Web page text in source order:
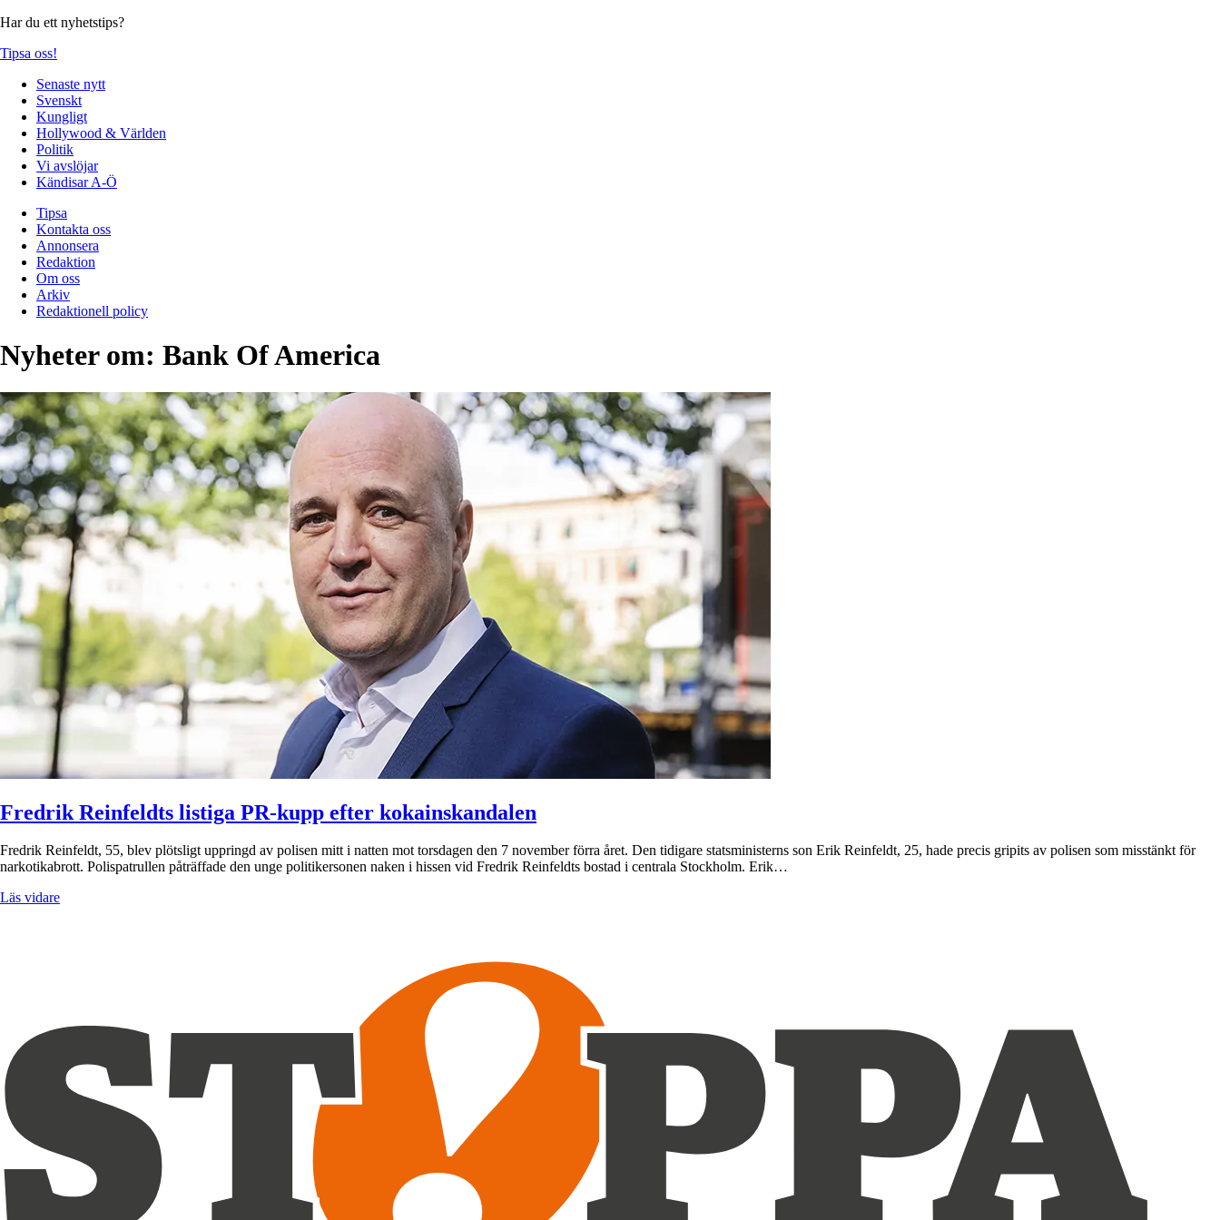
Har du ett nyhetstips?
Tipsa oss!
Senaste nytt
Svenskt
Kungligt
Hollywood & Världen
Politik
Vi avslöjar
Kändisar A-Ö
Tipsa
Kontakta oss
Annonsera
Redaktion
Om oss
Arkiv
Redaktionell policy
Nyheter om: Bank Of America
Fredrik Reinfeldts listiga PR-kupp efter kokainskandalen
Fredrik Reinfeldt, 55, blev plötsligt uppringd av polisen mitt i natten mot torsdagen den 7 november förra året. Den tidigare statsministerns son Erik Reinfeldt, 25, hade precis gripits av polisen som misstänkt för
narkotikabrott. Polispatrullen påträffade den unge politikersonen naken i hissen vid Fredrik Reinfeldts bostad i centrala Stockholm. Erik…
Läs vidare